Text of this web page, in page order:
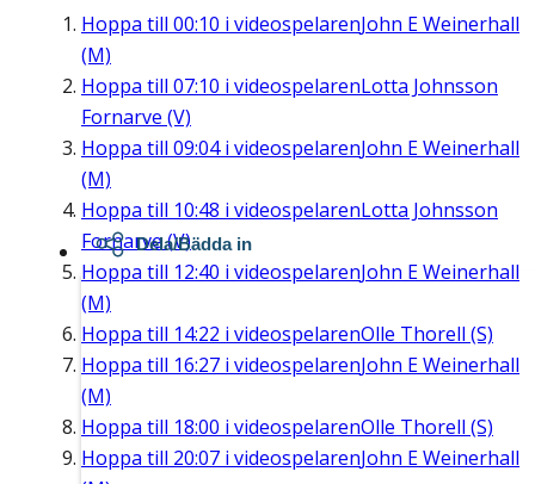
Hoppa till 00:10 i videospelarenJohn E Weinerhall
(M)
Hoppa till 07:10 i videospelarenLotta Johnsson
Fornarve (V)
Hoppa till 09:04i videospelarenJohn E Weinerhall
(M)
Hoppa till 10:48 i videospelarenLotta Johnsson
Fornarve (V)
Hoppa till 12:40 i videospelarenJohn E Weinerhall
(M)
Hoppa till 14:22 i videospelarenOlle Thorell (S)
Hoppa till 16:27 i videospelarenJohn E Weinerhall
(M)
Hoppa till 18:00 i videospelarenOlle Thorell (S)
Hoppa till 20:07 i videospelarenJohn E Weinerhall
Dela/Bädda in